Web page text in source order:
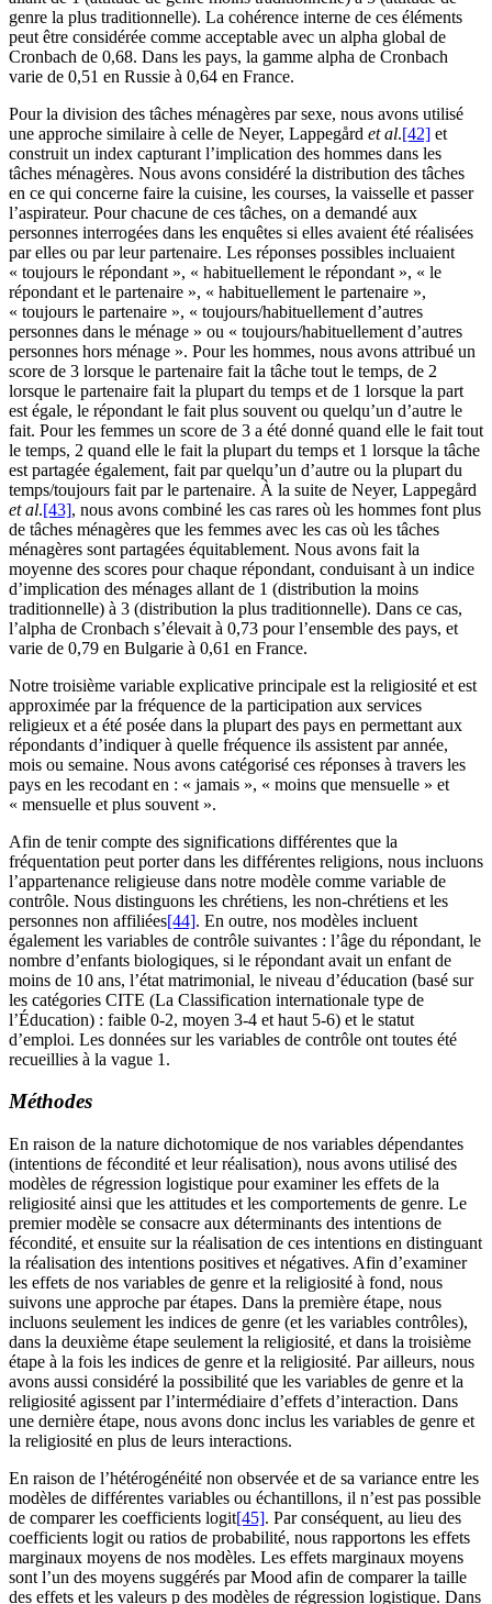
genre la plus traditionnelle). La cohérence interne de ces éléments
peut être considérée comme acceptable avec un alpha global de
Cronbach de 0,68. Dans les pays, la gamme alpha de Cronbach
varie de 0,51 en Russie à 0,64 en France.
Pour la division des tâches ménagères par sexe, nous avons utilisé
une approche similaire à celle de Neyer, Lappegård et al.[42] et
construit un index capturant l’implication des hommes dans les
tâches ménagères. Nous avons considéré la distribution des tâches
en ce qui concerne faire la cuisine, les courses, la vaisselle et passer
l’aspirateur. Pour chacune de ces tâches, on a demandé aux
personnes interrogées dans les enquêtes si elles avaient été réalisées
par elles ou par leur partenaire. Les réponses possibles incluaient
« toujours le répondant », « habituellement le répondant », « le
répondant et le partenaire », « habituellement le partenaire »,
« toujours le partenaire », « toujours/habituellement d’autres
personnes dans le ménage » ou « toujours/habituellement d’autres
personnes hors ménage ». Pour les hommes, nous avons attribué un
score de 3 lorsque le partenaire fait la tâche tout le temps, de 2
lorsque le partenaire fait la plupart du temps et de 1 lorsque la part
est égale, le répondant le fait plus souvent ou quelqu’un d’autre le
fait. Pour les femmes un score de 3 a été donné quand elle le fait tout
le temps, 2 quand elle le fait la plupart du temps et 1 lorsque la tâche
est partagée également, fait par quelqu’un d’autre ou la plupart du
temps/toujours fait par le partenaire. À la suite de Neyer, Lappegård
et al.[43], nous avons combiné les cas rares où les hommes font plus
de tâches ménagères que les femmes avec les cas où les tâches
ménagères sont partagées équitablement. Nous avons fait la
moyenne des scores pour chaque répondant, conduisant à un indice
d’implication des ménages allant de 1 (distribution la moins
traditionnelle) à 3 (distribution la plus traditionnelle). Dans ce cas,
l’alpha de Cronbach s’élevait à 0,73 pour l’ensemble des pays, et
varie de 0,79 en Bulgarie à 0,61 en France.
Notre troisième variable explicative principale est la religiosité et est
approximée par la fréquence de la participation aux services
religieux et a été posée dans la plupart des pays en permettant aux
répondants d’indiquer à quelle fréquence ils assistent par année,
mois ou semaine. Nous avons catégorisé ces réponses à travers les
pays en les recodant en : « jamais », « moins que mensuelle » et
« mensuelle et plus souvent ».
Afin de tenir compte des significations différentes que la
fréquentation peut porter dans les différentes religions, nous incluons
l’appartenance religieuse dans notre modèle comme variable de
contrôle. Nous distinguons les chrétiens, les non-chrétiens et les
personnes non affiliées[44]. En outre, nos modèles incluent
également les variables de contrôle suivantes : l’âge du répondant, le
nombre d’enfants biologiques, si le répondant avait un enfant de
moins de 10 ans, l’état matrimonial, le niveau d’éducation (basé sur
les catégories CITE (La Classification internationale type de
l’Éducation) : faible 0-2, moyen 3-4 et haut 5-6) et le statut
d’emploi. Les données sur les variables de contrôle ont toutes été
recueillies à la vague 1.
Méthodes
En raison de la nature dichotomique de nos variables dépendantes
(intentions de fécondité et leur réalisation), nous avons utilisé des
modèles de régression logistique pour examiner les effets de la
religiosité ainsi que les attitudes et les comportements de genre. Le
premier modèle se consacre aux déterminants des intentions de
fécondité, et ensuite sur la réalisation de ces intentions en distinguant
la réalisation des intentions positives et négatives. Afin d’examiner
les effets de nos variables de genre et la religiosité à fond, nous
suivons une approche par étapes. Dans la première étape, nous
incluons seulement les indices de genre (et les variables contrôles),
dans la deuxième étape seulement la religiosité, et dans la troisième
étape à la fois les indices de genre et la religiosité. Par ailleurs, nous
avons aussi considéré la possibilité que les variables de genre et la
religiosité agissent par l’intermédiaire d’effets d’interaction. Dans
une dernière étape, nous avons donc inclus les variables de genre et
la religiosité en plus de leurs interactions.
En raison de l’hétérogénéité non observée et de sa variance entre les
modèles de différentes variables ou échantillons, il n’est pas possible
de comparer les coefficients logit[45]. Par conséquent, au lieu des
coefficients logit ou ratios de probabilité, nous rapportons les effets
marginaux moyens de nos modèles. Les effets marginaux moyens
sont l’un des moyens suggérés par Mood afin de comparer la taille
des effets et les valeurs p des modèles de régression logistique. Dans